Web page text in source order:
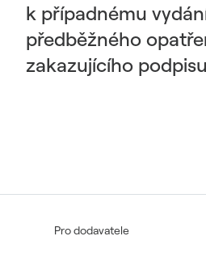
k případnému
předběžného
zakazujícího
Pro dodavatele